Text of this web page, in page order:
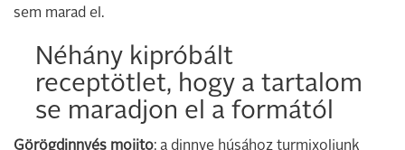
sem marad el.
Néhány kipróbált
receptötlet, hogy a tartalom
se maradjon el a formától
Görögdinnyés mojito: a dinnye húsához turmixoljunk